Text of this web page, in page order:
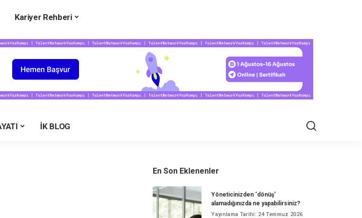
İLK İŞİM VE PROFESYONEL HAYAT
CV Örnekleri
Maaşlar
Maaş Hesaplama
Kariyer Günleri
Kariyer Rehberi
İK BLOG
En Son Eklenenler
Yöneticinizden ‘dönüş’
alamadığınızda ne yapabilirsiniz?
Yayınlama Tarihi: 24 Temmuz 2026